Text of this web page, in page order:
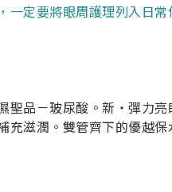
定要將眼周護理列入日
聖品－玻尿酸。新‧彈力
滋潤。雙管齊下的優越